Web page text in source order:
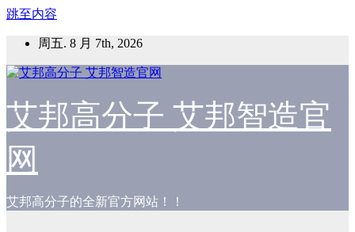
跳至内容
周五. 8 月 7th, 2026
艾邦高分子 艾邦智造官
网
艾邦高分子的全新官方网站！！